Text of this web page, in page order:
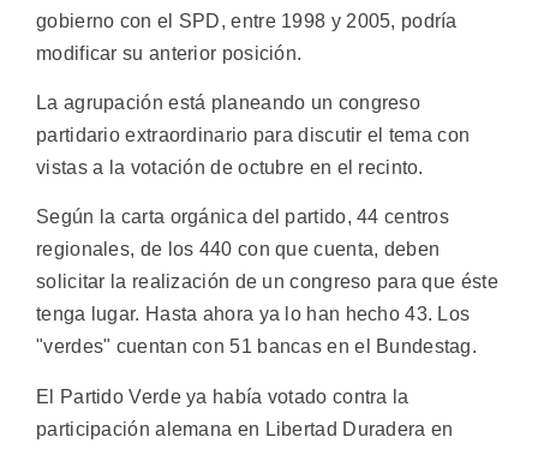
gobierno con el SPD, entre 1998 y 2005, podría
modificar su anterior posición.
La agrupación está planeando un congreso
partidario extraordinario para discutir el tema con
vistas a la votación de octubre en el recinto.
Según la carta orgánica del partido, 44 centros
regionales, de los 440 con que cuenta, deben
solicitar la realización de un congreso para que éste
tenga lugar. Hasta ahora ya lo han hecho 43. Los
"verdes" cuentan con 51 bancas en el Bundestag.
El Partido Verde ya había votado contra la
participación alemana en Libertad Duradera en